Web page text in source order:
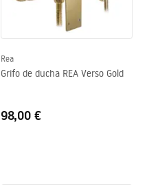
Rea
Grifo de ducha REA Verso Gold
98,00 €